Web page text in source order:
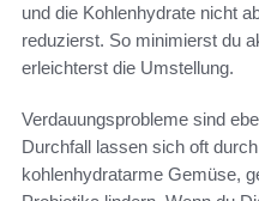
und die Kohlenhydrate nicht
reduzierst. So minimierst du
erleichterst die Umstellung.
Verdauungsprobleme sind
Durchfall lassen sich oft
kohlenhydratarme Gemüse,